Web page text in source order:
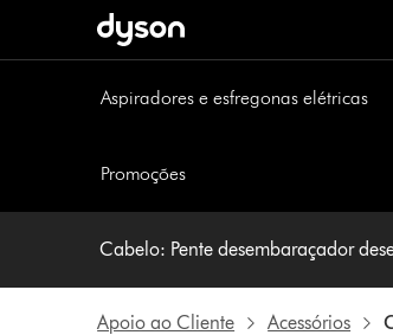
Aspiradores e esfregonas elétricas
Promoções
Cabelo: Pente desembaraçador
Apoio ao Cliente Acessórios